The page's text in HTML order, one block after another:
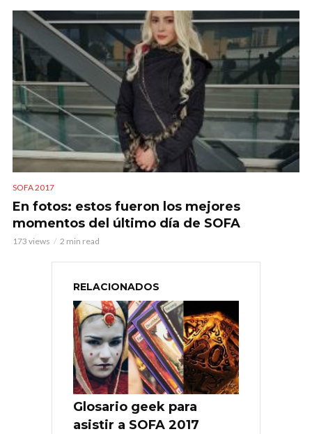
SOFA 2017
En fotos: estos fueron los mejores
momentos del último día de SOFA
173 views 2 min read
RELACIONADOS
Glosario geek para
asistir a SOFA 2017